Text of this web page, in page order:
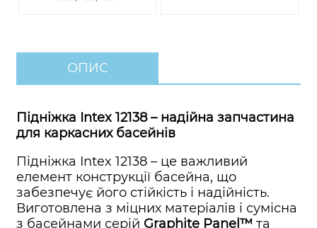
ОПИС
Підніжка Intex 12138 – надійна запчастина
для каркасних басейнів
Підніжка Intex 12138 – це важливий
елемент конструкції басейна, що
забезпечує його стійкість і надійність.
Виготовлена з міцних матеріалів і сумісна
з басейнами серій Graphite Panel™ та